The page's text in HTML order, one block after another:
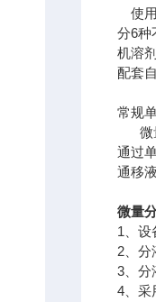
使用
分6种
机溶
配套
常规
微量
通过
通移
微量
1、设
2、分
3、分
4、采